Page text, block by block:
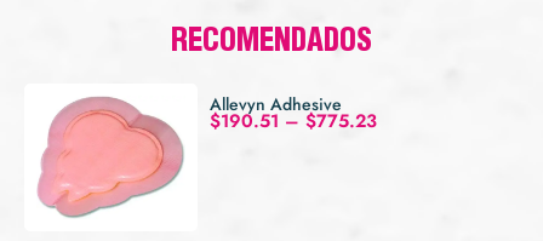
RECOMENDADOS
Allevyn Adhesive
$190.51 – $775.23